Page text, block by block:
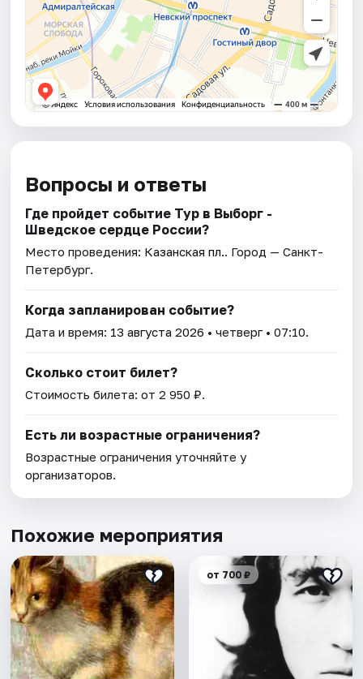
Вопросы и ответы
Где пройдет событие Тур в Выборг -
Шведское сердце России?
Место проведения: Казанская пл.. Город — Санкт-
Петербург.
Когда запланирован событие?
Дата и время: 13 августа 2026 • четверг • 07:10.
Сколько стоит билет?
Стоимость билета: от 2 950 ₽.
Есть ли возрастные ограничения?
Возрастные ограничения уточняйте у
организаторов.
Похожие мероприятия
от 700 ₽